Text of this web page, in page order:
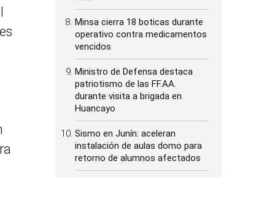
Minsa cierra 18 boticas durante
operativo contra medicamentos
vencidos
Ministro de Defensa destaca
patriotismo de las FF.AA.
durante visita a brigada en
Huancayo
Sismo en Junín: aceleran
instalación de aulas domo para
retorno de alumnos afectados